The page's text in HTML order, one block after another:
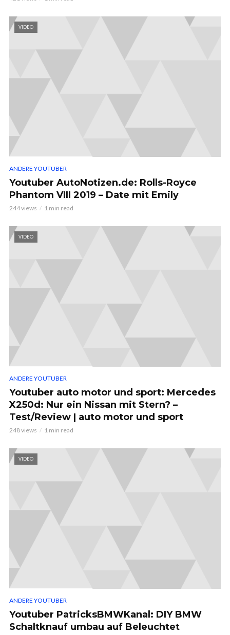
VIDEO
ANDERE YOUTUBER
Youtuber AutoNotizen.de: Rolls-Royce
Phantom VIII 2019 – Date mit Emily
244 views 1 min read
VIDEO
ANDERE YOUTUBER
Youtuber auto motor und sport: Mercedes
X250d: Nur ein Nissan mit Stern? –
Test/Review | auto motor und sport
248 views 1 min read
VIDEO
ANDERE YOUTUBER
Youtuber PatricksBMWKanal: DIY BMW
Schaltknauf umbau auf Beleuchtet